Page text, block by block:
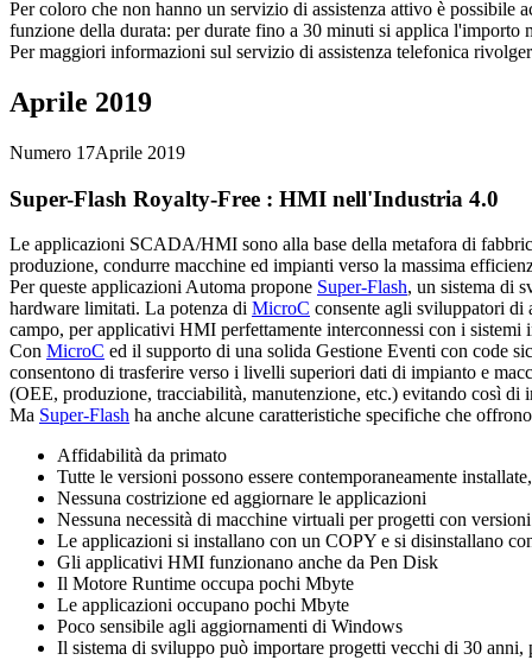
Per coloro che non hanno un servizio di assistenza attivo è possibile
funzione della durata: per durate fino a 30 minuti si applica l'importo
Per maggiori informazioni sul servizio di assistenza telefonica
Aprile 2019
Numero 17Aprile 2019
Super-Flash Royalty-Free : HMI nell'Industria 4.0
Le applicazioni SCADA/HMI sono alla base della metafora di
produzione, condurre macchine ed impianti verso la massima
Per queste applicazioni Automa propone Super-Flash, un sistema di
hardware limitati. La potenza di MicroC consente agli sviluppatori di
campo, per applicativi HMI perfettamente interconnessi con i
Con MicroC ed il supporto di una solida Gestione Eventi con code
consentono di trasferire verso i livelli superiori dati di impianto e
(OEE, produzione, tracciabilità, manutenzione, etc.) evitando così
Ma Super-Flash ha anche alcune caratteristiche specifiche che
Affidabilità da primato
Tutte le versioni possono essere contemporaneamente
Nessuna costrizione ed aggiornare le applicazioni
Nessuna necessità di macchine virtuali per progetti con
Le applicazioni si installano con un COPY e si disinstallano
Gli applicativi HMI funzionano anche da Pen Disk
Il Motore Runtime occupa pochi Mbyte
Le applicazioni occupano pochi Mbyte
Poco sensibile agli aggiornamenti di Windows
Il sistema di sviluppo può importare progetti vecchi di 30